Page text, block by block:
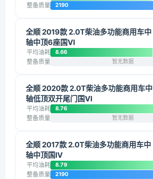
整备质量 2190
全顺 2019款 2.0T柴油多功能商用车中
轴中顶6座国VI
平均油耗 8.66
整备质量 暂无数据
全顺 2020款 2.0T柴油多功能商用车中
轴低顶双开尾门国VI
平均油耗 8.76
整备质量 暂无数据
全顺 2017款 2.0T柴油多功能商用车中
轴中顶国IV
平均油耗 8.79
整备质量 2190